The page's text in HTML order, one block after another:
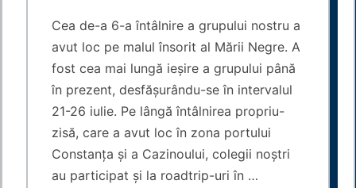
Cea de-a 6-a întâlnire a grupului nostru a
avut loc pe malul însorit al Mării Negre. A
fost cea mai lungă ieșire a grupului până
în prezent, desfășurându-se în intervalul
21-26 iulie. Pe lângă întâlnirea propriu-
zisă, care a avut loc în zona portului
Constanța și a Cazinoului, colegii noștri
au participat și la roadtrip-uri în …